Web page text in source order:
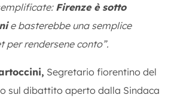
Firenze è sotto
e basterebbe una semplice
per rendersene conto”.
Segretario fiorentino del
sul dibattito aperto dalla Sindaca